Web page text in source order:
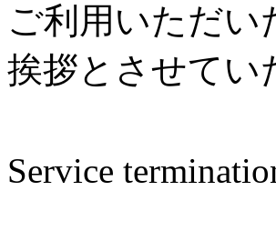
ご利用いただ
挨拶とさせてい
Service